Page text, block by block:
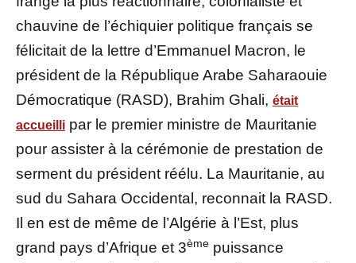
chauvine de l’échiquier politique français se
félicitait de la lettre d’Emmanuel Macron, le
président de la République Arabe Saharaouie
Démocratique (RASD), Brahim Ghali, était
accueilli par le premier ministre de Mauritanie
pour assister à la cérémonie de prestation de
serment du président réélu. La Mauritanie, au
sud du Sahara Occidental, reconnait la RASD.
Il en est de même de l’Algérie à l’Est, plus
grand pays d’Afrique et 3ème puissance